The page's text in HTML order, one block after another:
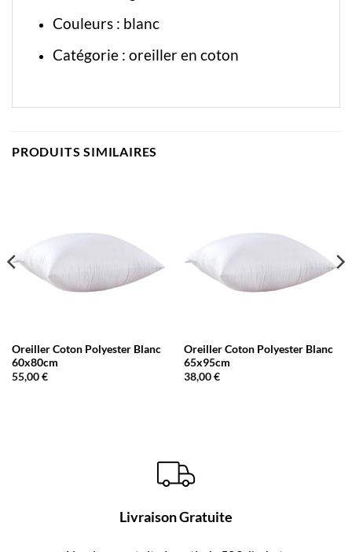
Couleurs : blanc
Catégorie : oreiller en coton
PRODUITS SIMILAIRES
Oreiller Coton Polyester Blanc
60x80cm
55,00€
Oreiller Coton Polyester Blanc
65x95cm
38,00€
Livraison Gratuite